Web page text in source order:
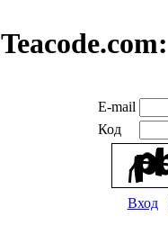
Teacode.com:
E-mail
Код
Вход